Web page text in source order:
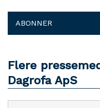
ABONNER
Flere
Dagrofa ApS